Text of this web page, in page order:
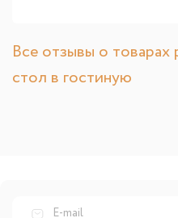
Все отзывы о
стол в гостиную